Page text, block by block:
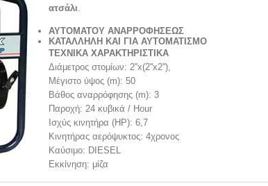
ατσάλι.
ΑΥΤΟΜΑΤΟΥ ΑΝΑΡΡΟΦΗΣΕΩΣ
ΚΑΤΑΛΛΗΛΗ ΚΑΙ ΓΙΑ ΑΥΤΟΜΑΤΙΣΜΟ
ΤΕΧΝΙΚΑ ΧΑΡΑΚΤΗΡΙΣΤΙΚΑ
Διάμετρος στομίων: 2''x(2''x2''),
Μέγιστο ύψος (m): 50
Bάθος αναρρόφησης (m): 3
Παροχή: 24 κυβικά / Hour
Ισχύς κινητήρα (HP): 6,7
Κινητήρας αερόψυκτος: 4χρονος
Καύσιμο: DIESEL
Εκκίνηση: μίζα